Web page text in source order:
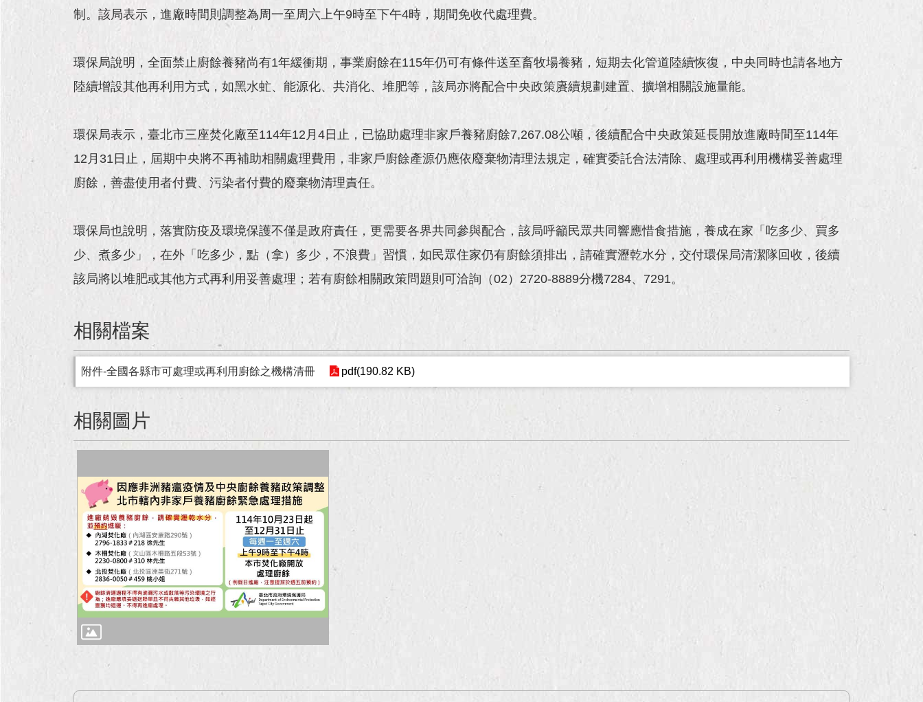
制。該局表示，進廠時間則調整為周一至周六上午9時至下午4時，期間免收代處理費。
環保局說明，全面禁止廚餘養豬尚有1年緩衝期，事業廚餘在115年仍可有條件送至畜牧場養豬，短期去化管道陸續恢復，中央同時也請各地方
陸續增設其他再利用方式，如黑水虻、能源化、共消化、堆肥等，該局亦將配合中央政策賡續規劃建置、擴增相關設施量能。
環保局表示，臺北市三座焚化廠至114年12月4日止，已協助處理非家戶養豬廚餘7,267.08公噸，後續配合中央政策延長開放進廠時間至114年
12月31日止，屆期中央將不再補助相關處理費用，非家戶廚餘產源仍應依廢棄物清理法規定，確實委託合法清除、處理或再利用機構妥善處理
廚餘，善盡使用者付費、污染者付費的廢棄物清理責任。
環保局也說明，落實防疫及環境保護不僅是政府責任，更需要各界共同參與配合，該局呼籲民眾共同響應惜食措施，養成在家「吃多少、買多
少、煮多少」，在外「吃多少，點（拿）多少，不浪費」習慣，如民眾住家仍有廚餘須排出，請確實瀝乾水分，交付環保局清潔隊回收，後續
該局將以堆肥或其他方式再利用妥善處理；若有廚餘相關政策問題則可洽詢（02）2720-8889分機7284、7291。
相關檔案
附件-全國各縣市可處理或再利用廚餘之機構清冊 pdf(190.82 KB)
相關圖片